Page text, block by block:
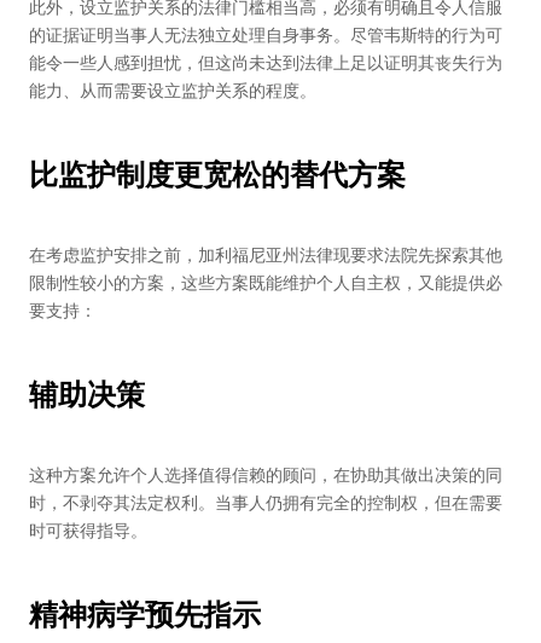
此外，设立监护关系的法律门槛相当高，必须有明确且令人信服
的证据证明当事人无法独立处理自身事务。尽管韦斯特的行为可
能令一些人感到担忧，但这尚未达到法律上足以证明其丧失行为
能力、从而需要设立监护关系的程度。
比监护制度更宽松的替代方案
在考虑监护安排之前，加利福尼亚州法律现要求法院先探索其他
限制性较小的方案，这些方案既能维护个人自主权，又能提供必
要支持：
辅助决策
这种方案允许个人选择值得信赖的顾问，在协助其做出决策的同
时，不剥夺其法定权利。当事人仍拥有完全的控制权，但在需要
时可获得指导。
精神病学预先指示